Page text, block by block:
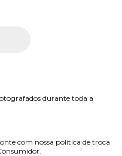
durante toda a
com nossa política de troca